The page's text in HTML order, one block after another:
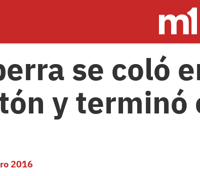
se coló
y terminó
2016